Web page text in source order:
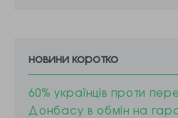
новини коротко
60% українців проти
Донбасу в обмін на